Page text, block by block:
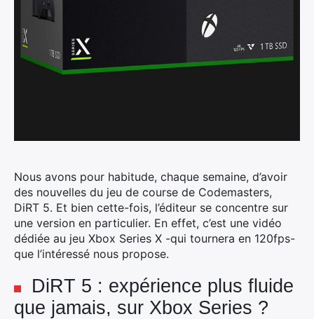
Nous avons pour habitude, chaque semaine, d’avoir
des nouvelles du jeu de course de Codemasters,
DiRT 5. Et bien cette-fois, l’éditeur se concentre sur
une version en particulier. En effet, c’est une vidéo
dédiée au jeu Xbox Series X -qui tournera en 120fps-
que l’intéressé nous propose.
DiRT 5 : expérience plus fluide
que jamais, sur Xbox Series ?